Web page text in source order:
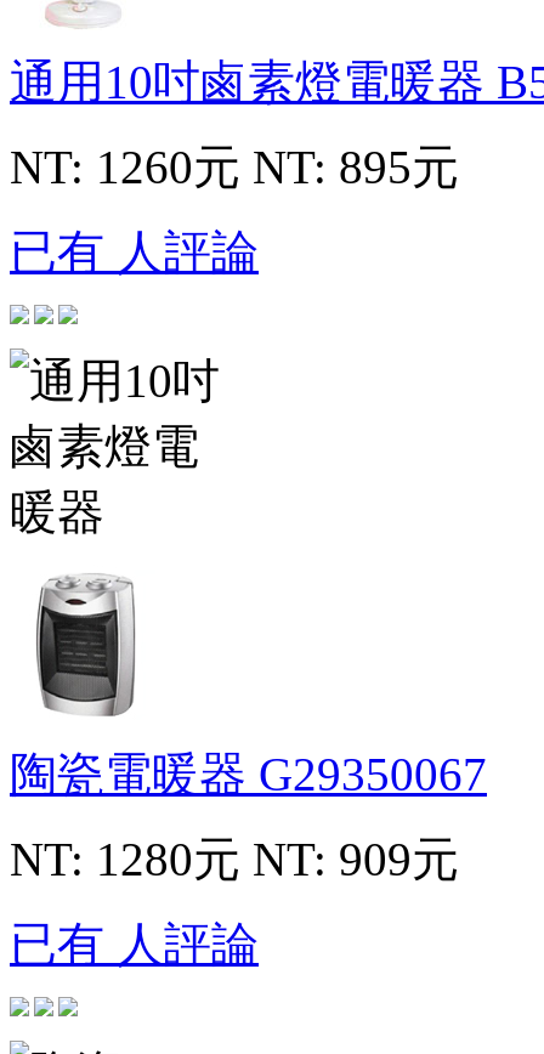
通用10吋鹵素燈電暖器
NT: 1260元 NT: 895元
已有 人評論
陶瓷電暖器 G29350067
NT: 1280元 NT: 909元
已有 人評論